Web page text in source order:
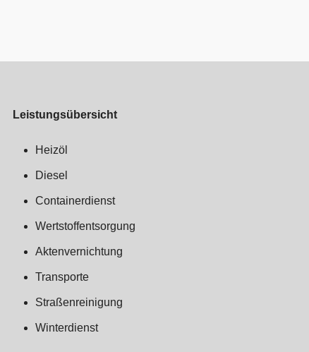
Leistungsübersicht
Heizöl
Diesel
Containerdienst
Wertstoffentsorgung
Aktenvernichtung
Transporte
Straßenreinigung
Winterdienst